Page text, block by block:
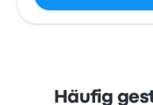
Häufig